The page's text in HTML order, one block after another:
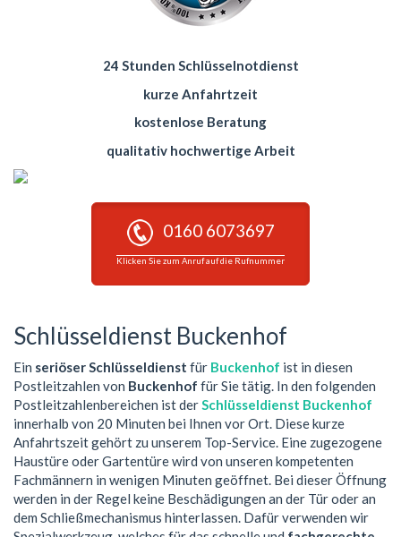
24 Stunden Schlüsselnotdienst
kurze Anfahrtzeit
kostenlose Beratung
qualitativ hochwertige Arbeit
0160 6073697
Klicken Sie zum Anruf auf die Rufnummer
Schlüsseldienst Buckenhof
Ein seriöser Schlüsseldienst für Buckenhof ist in diesen
Postleitzahlen von Buckenhof für Sie tätig. In den folgenden
Postleitzahlenbereichen ist derSchlüsseldienst Buckenhof
innerhalb von 20 Minuten bei Ihnen vor Ort. Diese kurze
Anfahrtszeit gehört zu unserem Top-Service. Eine zugezogene
Haustüre oder Gartentüre wird von unseren kompetenten
Fachmännern in wenigen Minuten geöffnet. Bei dieser Öffnung
werden in der Regel keine Beschädigungen an der Tür oder an
dem Schließmechanismus hinterlassen. Dafür verwenden wir